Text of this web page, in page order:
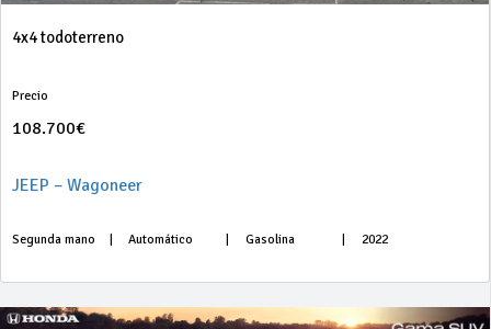
4x4 todoterreno
Precio
108.700€
JEEP – Wagoneer
Segunda mano Automático Gasolina 2022